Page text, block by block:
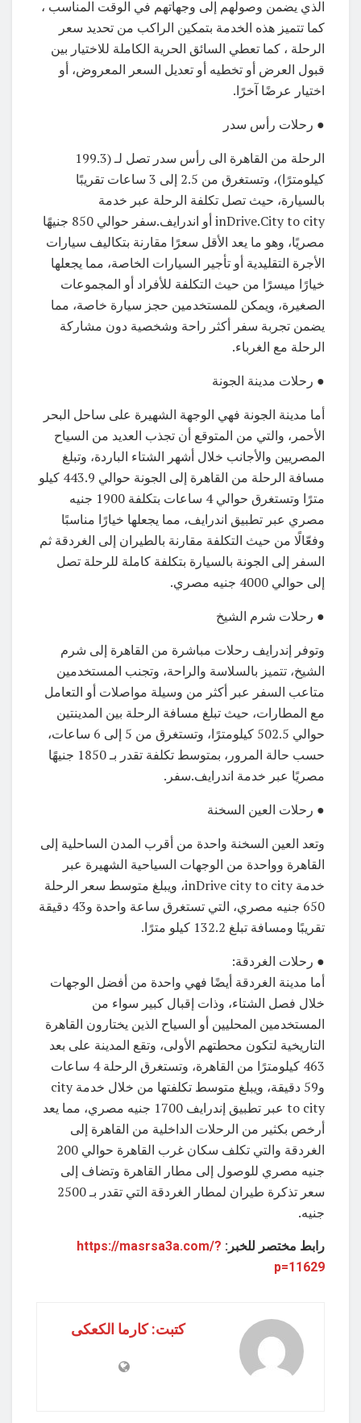
الذي يضمن وصولهم إلى وجهاتهم في الوقت المناسب ،
كما تتميز هذه الخدمة بتمكين الراكب من تحديد سعر
الرحلة ، كما تعطي السائق الحرية الكاملة للاختيار بين
قبول العرض أو تخطيه أو تعديل السعر المعروض، أو
اختيار عرضًا آخرًا.
● رحلات رأس سدر
الرحلة من القاهرة الى رأس سدر تصل لـ (199.3
كيلومترًا)، وتستغرق من 2.5 إلى 3 ساعات تقريبًا
بالسيارة، حيث تصل تكلفة الرحلة عبر خدمة
inDrive.City to city أو اندرايف.سفر حوالي 850 جنيهًا
مصريًا، وهو ما يعد الأقل سعرًا مقارنة بتكاليف سيارات
الأجرة التقليدية أو تأجير السيارات الخاصة، مما يجعلها
خيارًا ميسرًا من حيث التكلفة للأفراد أو المجموعات
الصغيرة، ويمكن للمستخدمين حجز سيارة خاصة، مما
يضمن تجربة سفر أكثر راحة وشخصية دون مشاركة
الرحلة مع الغرباء.
● رحلات مدينة الجونة
أما مدينة الجونة فهي الوجهة الشهيرة على ساحل البحر
الأحمر، والتي من المتوقع أن تجذب العديد من السياح
المصريين والأجانب خلال أشهر الشتاء الباردة، وتبلغ
مسافة الرحلة من القاهرة إلى الجونة حوالي 443.9 كيلو
مترًا وتستغرق حوالي 4 ساعات بتكلفة 1900 جنيه
مصري عبر تطبيق اندرايف، مما يجعلها خيارًا مناسبًا
وفعّالًا من حيث التكلفة مقارنة بالطيران إلى الغردقة ثم
السفر إلى الجونة بالسيارة بتكلفة كاملة للرحلة تصل
إلى حوالي 4000 جنيه مصري.
● رحلات شرم الشيخ
وتوفر إندرايف رحلات مباشرة من القاهرة إلى شرم
الشيخ، تتميز بالسلاسة والراحة، وتجنب المستخدمين
متاعب السفر عبر أكثر من وسيلة مواصلات أو التعامل
مع المطارات، حيث تبلغ مسافة الرحلة بين المدينتين
حوالي 502.5 كيلومترًا، وتستغرق من 5 إلى 6 ساعات،
حسب حالة المرور، بمتوسط تكلفة تقدر بـ 1850 جنيهًا
مصريًا عبر خدمة اندرايف.سفر.
● رحلات العين السخنة
وتعد العين السخنة واحدة من أقرب المدن الساحلية إلى
القاهرة وواحدة من الوجهات السياحية الشهيرة عبر
خدمة inDrive city to city، ويبلغ متوسط ​​سعر الرحلة
650 جنيه مصري، التي تستغرق ساعة واحدة و43 دقيقة
تقريبًا ومسافة تبلغ 132.2 كيلو مترًا.
● رحلات الغردقة:
أما مدينة الغردقة أيضًا فهي واحدة من أفضل الوجهات
خلال فصل الشتاء، وذات إقبال كبير سواء من
المستخدمين المحليين أو السياح الذين يختارون القاهرة
التاريخية لتكون محطتهم الأولى، وتقع المدينة على بعد
463 كيلومترًا من القاهرة، وتستغرق الرحلة 4 ساعات
و59 دقيقة، ويبلغ متوسط تكلفتها من خلال خدمة city
to city عبر تطبيق إندرايف 1700 جنيه مصري، مما يعد
أرخص بكثير من الرحلات الداخلية من القاهرة إلى
الغردقة والتي تكلف سكان غرب القاهرة حوالي 200
جنيه مصري للوصول إلى مطار القاهرة وتضاف إلى
سعر تذكرة طيران لمطار الغردقة التي تقدر بـ 2500
جنيه.
رابط مختصر للخبر: https://masrsa3a.com/?
p=11629
كتبت: كارما الكعكى